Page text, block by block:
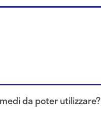
da poter utilizzare?